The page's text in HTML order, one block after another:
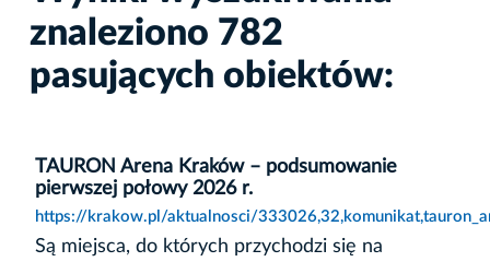
znaleziono 782
pasujących obiektów:
TAURON Arena Kraków – podsumowanie
pierwszej połowy 2026 r.
https://krakow.pl/aktualnosci/
Są miejsca, do których przychodzi się na